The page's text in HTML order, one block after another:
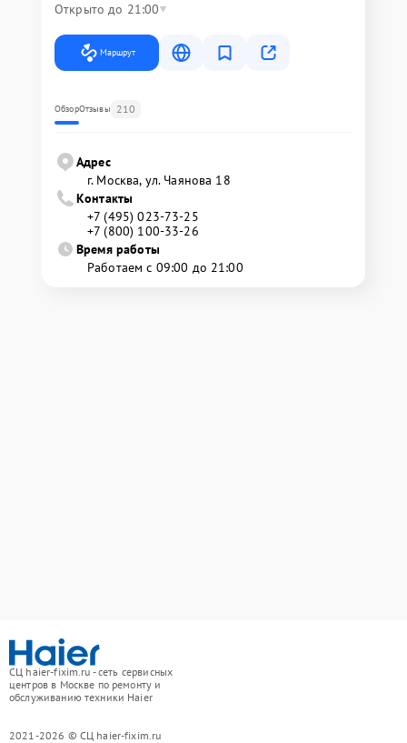
Открыто до 21:00
Маршрут
ОбзорОтзывы 210
Адрес
г. Москва, ул. Чаянова 18
Контакты
+7 (495) 023-73-25
+7 (800) 100-33-26
Время работы
Работаем с 09:00 до 21:00
СЦ haier-fixim.ru - сеть сервисных
центров в Москве по ремонту и
обслуживанию техники Haier
2021-2026 © СЦ haier-fixim.ru